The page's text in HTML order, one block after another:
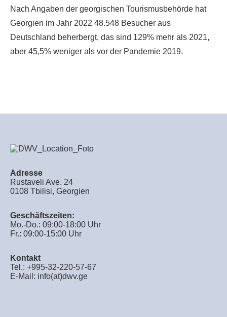
Nach Angaben der georgischen Tourismusbehörde hat
Georgien im Jahr 2022 48.548 Besucher aus
Deutschland beherbergt, das sind 129% mehr als 2021,
aber 45,5% weniger als vor der Pandemie 2019.
Adresse
Rustaveli Ave. 24
0108 Tbilisi, Georgien
Geschäftszeiten:
Mo.-Do.: 09:00-18:00 Uhr
Fr.: 09:00-15:00 Uhr
Kontakt
Tel.: +995-32-220-57-67
E-Mail: info(at)dwv.ge